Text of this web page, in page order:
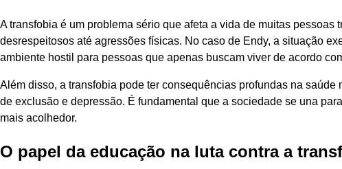
A transfobia é um problema sério que afeta a vida de muitas
desrespeitosos até agressões físicas. No caso de Endy, a situação
ambiente hostil para pessoas que apenas buscam viver de acordo
Além disso, a transfobia pode ter consequências profundas na
de exclusão e depressão. É fundamental que a sociedade se una
mais acolhedor.
O papel da educação na luta contra a